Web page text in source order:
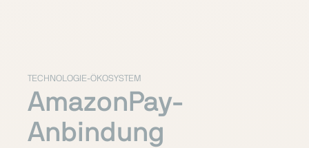
TECHNOLOGIE-ÖKOSYSTEM
AmazonPay-
Anbindung